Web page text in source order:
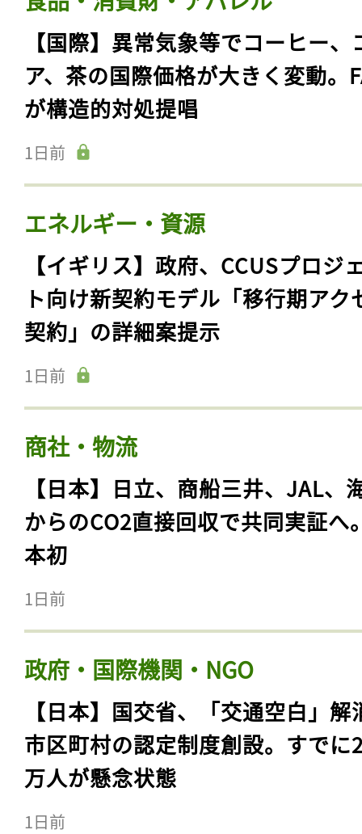
【国際】異常気象等でコーヒー、
ア、茶の国際価格が大きく変動。
が構造的対処提唱
1日前
エネルギー・資源
【イギリス】政府、CCUSプロジ
ト向け新契約モデル「移行期アク
契約」の詳細案提示
1日前
商社・物流
【日本】日立、商船三井、JAL、
からのCO2直接回収で共同実証へ
本初
1日前
政府・国際機関・NGO
【日本】国交省、「交通空白」解
市区町村の認定制度創設。すでに
万人が懸念状態
1日前